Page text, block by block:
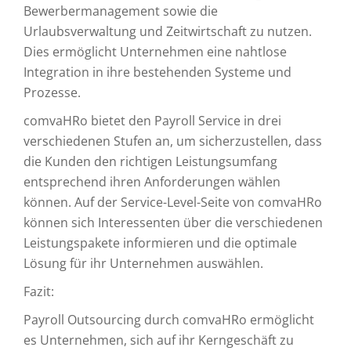
Bewerbermanagement sowie die
Urlaubsverwaltung und Zeitwirtschaft zu nutzen.
Dies ermöglicht Unternehmen eine nahtlose
Integration in ihre bestehenden Systeme und
Prozesse.
comvaHRo bietet den Payroll Service in drei
verschiedenen Stufen an, um sicherzustellen, dass
die Kunden den richtigen Leistungsumfang
entsprechend ihren Anforderungen wählen
können. Auf der Service-Level-Seite von comvaHRo
können sich Interessenten über die verschiedenen
Leistungspakete informieren und die optimale
Lösung für ihr Unternehmen auswählen.
Fazit:
Payroll Outsourcing durch comvaHRo ermöglicht
es Unternehmen, sich auf ihr Kerngeschäft zu